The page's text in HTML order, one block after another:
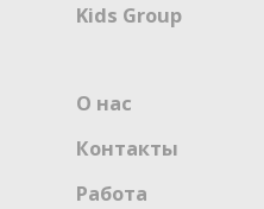
Kids Group
О нас
Контакты
Работа